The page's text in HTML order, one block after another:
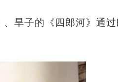
旱子的《四郎河》通